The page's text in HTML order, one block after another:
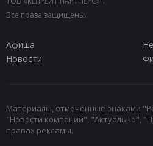
Все права защищены.
Афиша
Новости
Материалы, отмеченные знаками
"Новости компаний", "Актуально",
правах рекламы.